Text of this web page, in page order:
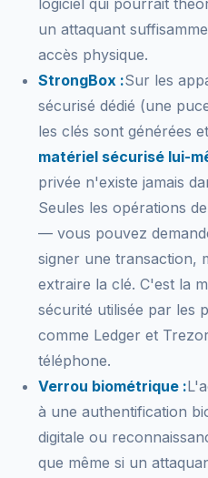
logiciel qui pourrait
un attaquant
accès physique.
StrongBox :Sur les
sécurisé dédié (une
les clés sont générées
matériel sécurisé lui-
privée n'existe jamais
Seules les opérations
— vous pouvez
signer une transaction,
extraire la clé. C'est la
sécurité utilisée par les
comme Ledger et
téléphone.
Verrou biométrique :
à une authentification
digitale ou
que même si un